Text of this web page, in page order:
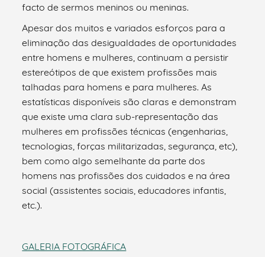
facto de sermos meninos ou meninas.
Apesar dos muitos e variados esforços para a
eliminação das desigualdades de oportunidades
entre homens e mulheres, continuam a persistir
estereótipos de que existem profissões mais
talhadas para homens e para mulheres. As
estatísticas disponíveis são claras e demonstram
que existe uma clara sub-representação das
mulheres em profissões técnicas (engenharias,
tecnologias, forças militarizadas, segurança, etc),
bem como algo semelhante da parte dos
homens nas profissões dos cuidados e na área
social (assistentes sociais, educadores infantis,
etc.).
GALERIA FOTOGRÁFICA